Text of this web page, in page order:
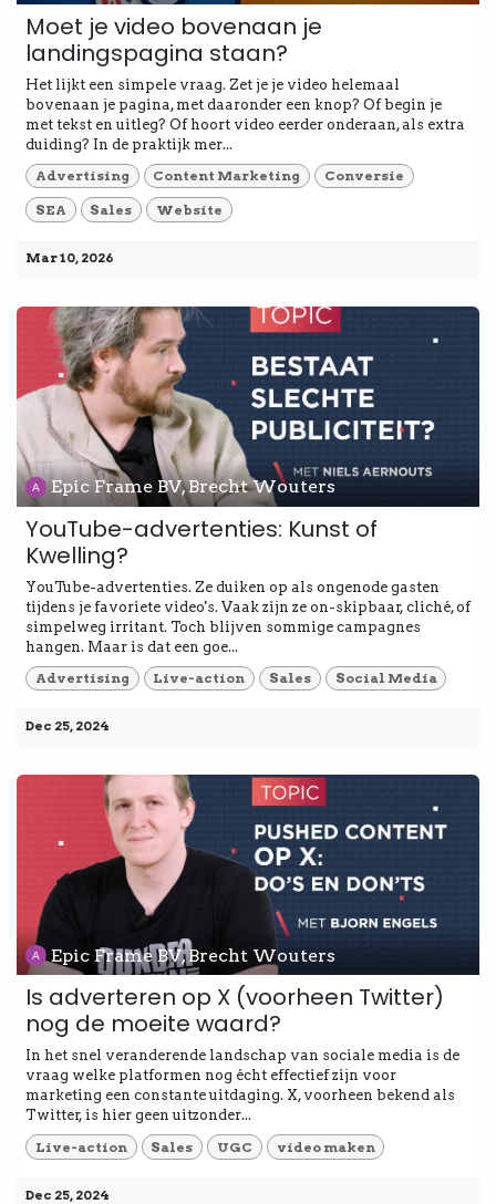
Moet je video bovenaan je
landingspagina staan?
Het lijkt een simpele vraag. Zet je je video helemaal
bovenaan je pagina, met daaronder een knop? Of begin je
met tekst en uitleg? Of hoort video eerder onderaan, als extra
duiding? In de praktijk mer...
Advertising
Content Marketing Conversie
SEA Sales Website
Mar 10, 2026
Epic Frame BV, Brecht Wouters
YouTube-advertenties: Kunst of
Kwelling?
YouTube-advertenties. Ze duiken op als ongenode gasten
tijdens je favoriete video's. Vaak zijn ze on-skipbaar, cliché, of
simpelweg irritant. Toch blijven sommige campagnes
hangen. Maar is dat een goe...
Advertising
Live-action Sales Social Media
Dec 25, 2024
Epic Frame BV, Brecht Wouters
Is adverteren op X (voorheen Twitter)
nog de moeite waard?
In het snel veranderende landschap van sociale media is de
vraag welke platformen nog écht effectief zijn voor
marketing een constante uitdaging. X, voorheen bekend als
Twitter, is hier geen uitzonder...
Live-action
Sales UGC video maken
Dec 25, 2024